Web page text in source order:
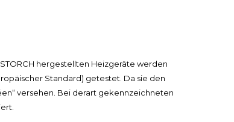
hergestellten Heizgeräte werden
Standard) getestet. Da sie den
versehen. Bei derart gekennzeichneten